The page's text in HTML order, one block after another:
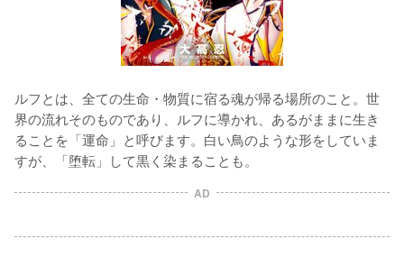
ルフとは、全ての生命・物質に宿る魂が帰る場所のこと。世
界の流れそのものであり、ルフに導かれ、あるがままに生き
ることを「運命」と呼びます。白い鳥のような形をしていま
すが、「堕転」して黒く染まることも。
AD